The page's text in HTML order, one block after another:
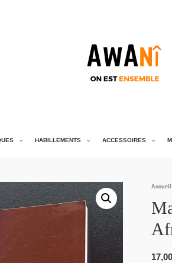
HABILLEMENTS ACCESSOIRES
Accueil
17,00